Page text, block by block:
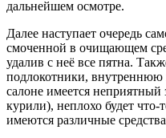
дальнейшем осмотре.
Далее наступает очередь
смоченной в очищающем
удалив с неё все пятна.
подлокотники, внутреннюю
салоне имеется неприятный
курили), неплохо будет
имеются различные